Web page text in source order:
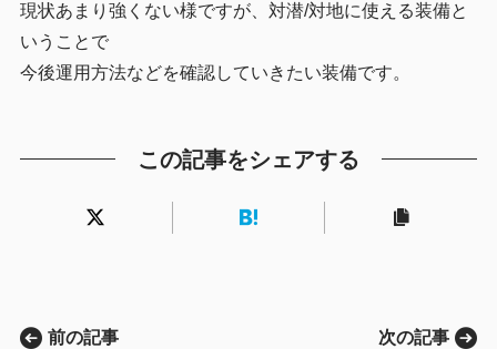
現状あまり強くない様ですが、対潜/対地に使える装備と
いうことで
今後運用方法などを確認していきたい装備です。
この記事をシェアする
前の記事 次の記事